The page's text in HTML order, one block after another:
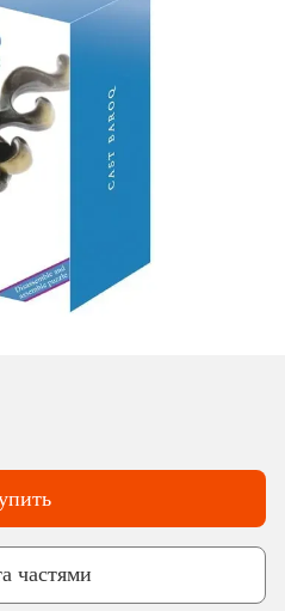
частями